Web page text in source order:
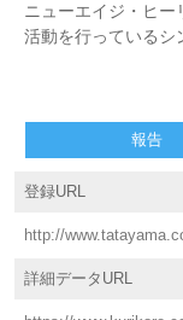
ニューエイジ・ヒ
活動を行っているシ
報告
登録URL
http://
詳細データURL